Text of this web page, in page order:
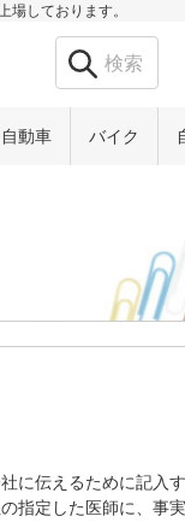
場しております。
自動車 バイク
に伝えるために記入
指定した医師に、事